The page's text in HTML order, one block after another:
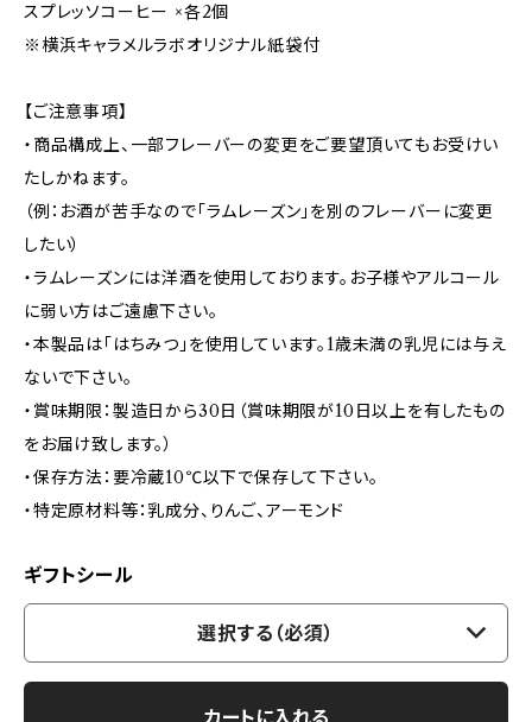
スプレッソコーヒー ×各2個
※横浜キャラメルラボオリジナル紙袋付
【ご注意事項】
・商品構成上、一部フレーバーの変更をご要望頂いてもお受けい
たしかねます。
（例：お酒が苦手なので「ラムレーズン」を別のフレーバーに変更
したい）
・ラムレーズンには洋酒を使用しております。お子様やアルコール
に弱い方はご遠慮下さい。
・本製品は「はちみつ」を使用しています。1歳未満の乳児には与え
ないで下さい。
・賞味期限：製造日から30日（賞味期限が10日以上を有したもの
をお届け致します。）
・保存方法：要冷蔵10℃以下で保存して下さい。
・特定原材料等：乳成分、りんご、アーモンド
ギフトシール
選択する（必須）
カートに入れる